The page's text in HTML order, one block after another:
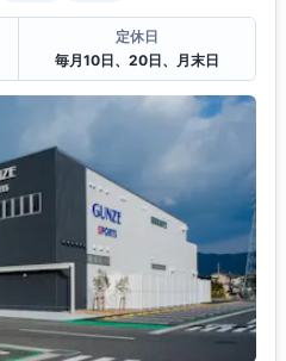
定休日
毎月10日、20日、月末日